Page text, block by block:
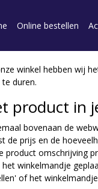
Online bestellen
winkel hebben wij
duren.
product in
bovenaan de
de prijs en de
product omschrijving
winkelmandje
of het